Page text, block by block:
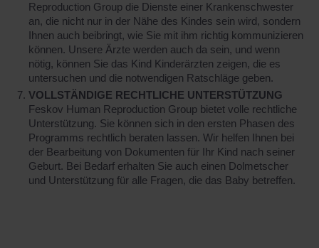
Reproduction Group die Dienste einer Krankenschwester
an, die nicht nur in der Nähe des Kindes sein wird, sondern
Ihnen auch beibringt, wie Sie mit ihm richtig kommunizieren
können. Unsere Ärzte werden auch da sein, und wenn
nötig, können Sie das Kind Kinderärzten zeigen, die es
untersuchen und die notwendigen Ratschläge geben.
VOLLSTÄNDIGE RECHTLICHE UNTERSTÜTZUNG
Feskov Human Reproduction Group bietet volle rechtliche
Unterstützung. Sie können sich in den ersten Phasen des
Programms rechtlich beraten lassen. Wir helfen Ihnen bei
der Bearbeitung von Dokumenten für Ihr Kind nach seiner
Geburt. Bei Bedarf erhalten Sie auch einen Dolmetscher
und Unterstützung für alle Fragen, die das Baby betreffen.